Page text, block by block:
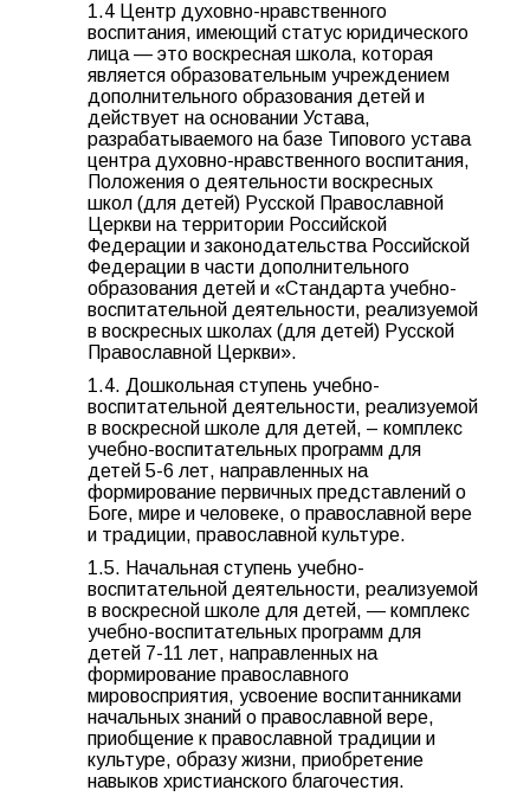
1.4 Центр духовно-нравственного
воспитания, имеющий статус юридического
лица — это воскресная школа, которая
является образовательным учреждением
дополнительного образования детей и
действует на основании Устава,
разрабатываемого на базе Типового устава
центра духовно-нравственного воспитания,
Положения о деятельности воскресных
школ (для детей) Русской Православной
Церкви на территории Российской
Федерации и законодательства Российской
Федерации в части дополнительного
образования детей и «Стандарта учебно-
воспитательной деятельности, реализуемой
в воскресных школах (для детей) Русской
Православной Церкви».
1.4. Дошкольная ступень учебно-
воспитательной деятельности, реализуемой
в воскресной школе для детей, – комплекс
учебно-воспитательных программ для
детей 5-6 лет, направленных на
формирование первичных представлений о
Боге, мире и человеке, о православной вере
и традиции, православной культуре.
1.5. Начальная ступень учебно-
воспитательной деятельности, реализуемой
в воскресной школе для детей, — комплекс
учебно-воспитательных программ для
детей 7-11 лет, направленных на
формирование православного
мировосприятия, усвоение воспитанниками
начальных знаний о православной вере,
приобщение к православной традиции и
культуре, образу жизни, приобретение
навыков христианского благочестия.